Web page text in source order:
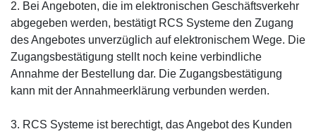
2. Bei Angeboten, die im elektronischen Geschäftsverkehr
abgegeben werden, bestätigt RCS Systeme den Zugang
des Angebotes unverzüglich auf elektronischem Wege. Die
Zugangsbestätigung stellt noch keine verbindliche
Annahme der Bestellung dar. Die Zugangsbestätigung
kann mit der Annahmeerklärung verbunden werden.
3. RCS Systeme ist berechtigt, das Angebot des Kunden